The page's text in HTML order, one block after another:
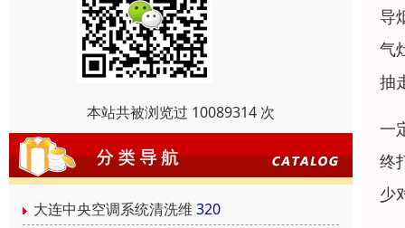
本站共被浏览过 10089314 次
大连中央空调系统清洗维 320
导
气
抽
一
终
少